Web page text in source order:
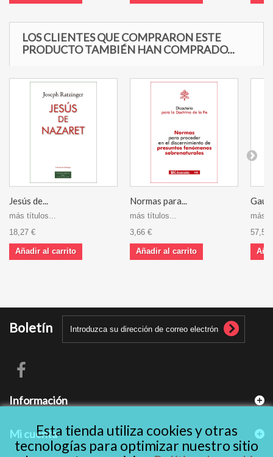
LOS CLIENTES QUE COMPRARON ESTE
PRODUCTO TAMBIÉN HAN COMPRADO...
Jesús de...
más títulos...
18,27 €
Añadir al carrito
Normas para...
más títulos...
3,66 €
Añadir al carrito
más
57,54
Boletín
Información
Mi cuentaEsta tienda utiliza cookies y otras
tecnologías para optimizar nuestro sitio